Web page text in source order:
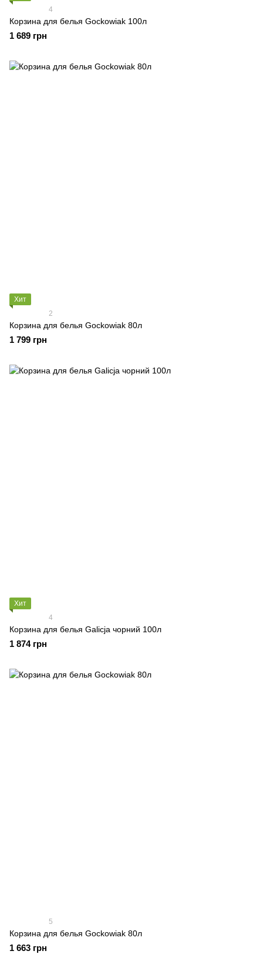
4
Корзина для белья Gockowiak 100л
1 689 грн
Хит
2
Корзина для белья Gockowiak 80л
1 799 грн
Хит
4
Корзина для белья Galicja чорний 100л
1 874 грн
5
Корзина для белья Gockowiak 80л
1 663 грн